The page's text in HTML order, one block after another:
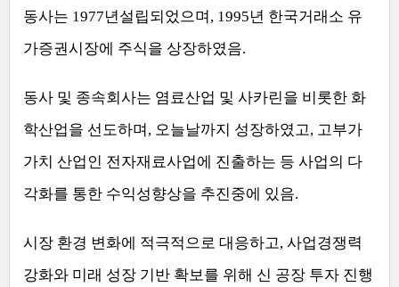
동사는 1977년설립되었으며 , 1995년 한국거래소 유
가증권시장에 주식을 상장하였음.
동사 및 종속회사는 염료산업 및 사카린을 비롯한 화
학산업을 선도하며 , 오늘날까지 성장하였고, 고부가
가치 산업인 전자재료사업에 진출하는 등 사업의 다
각화를 통한 수익성향상을 추진중에 있음.
시장 환경 변화에 적극적으로 대응하고, 사업경쟁력
강화와 미래 성장 기반 확보를 위해 신 공장 투자 진행